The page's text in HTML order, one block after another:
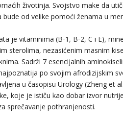
životinja. Svojstvo make da
bude od velike pomoći ženama u
je vitaminima (B-1, B-2, C i E),
sterolima, nezasićenim masnim
Sadrži 7 esencijalnih
po svojim afrodizijskim
u časopisu Urology (Zheng et
koje je ističu kao dobar izvor
sprečavanje pothranjenosti.